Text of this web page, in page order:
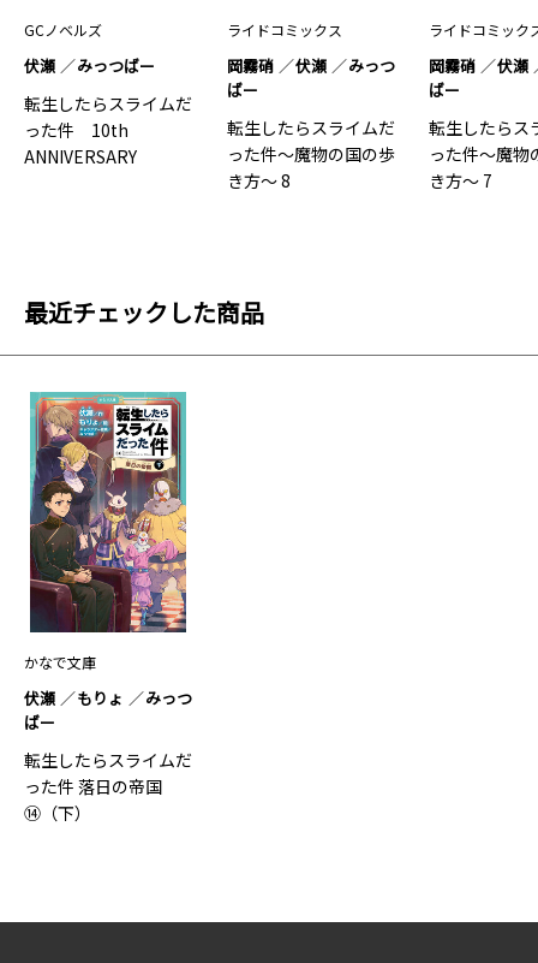
GCノベルズ
伏瀬 みっつばー
転生したらスライムだ
った件 10th
ANNIVERSARY
ライドコミックス
岡霧硝 伏瀬
みっつ
ばー
転生したらスライムだ
った件～魔物の国の歩
き方～ 8
ライドコミック
岡霧硝
伏瀬
ばー
転生したらス
った件～魔物
き方～ 7
最近チェックした商品
かなで文庫
伏瀬 もりょ
みっつ
ばー
転生したらスライムだ
った件 落日の帝国
⑭（下）